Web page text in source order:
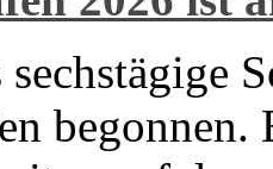
sechstägige
begonnen.